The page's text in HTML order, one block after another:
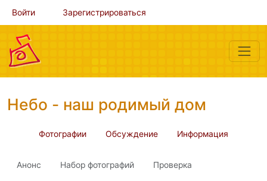
Войти Зарегистрироваться
Небо - наш родимый дом
Фотографии Обсуждение Информация
Анонс Набор фотографий Проверка